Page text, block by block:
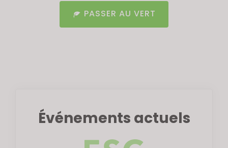
PASSER AU VERT
Événements actuels